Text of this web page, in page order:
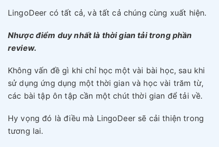
LingoDeer có tất cả, và tất cả chúng cùng xuất hiện.
Nhược điểm duy nhất là thời gian tải trong phần
review.
Không vấn đề gì khi chỉ học một vài bài học, sau khi
sử dụng ứng dụng một thời gian và học vài trăm từ,
các bài tập ôn tập cần một chút thời gian để tải về.
Hy vọng đó là điều mà LingoDeer sẽ cải thiện trong
tương lai.